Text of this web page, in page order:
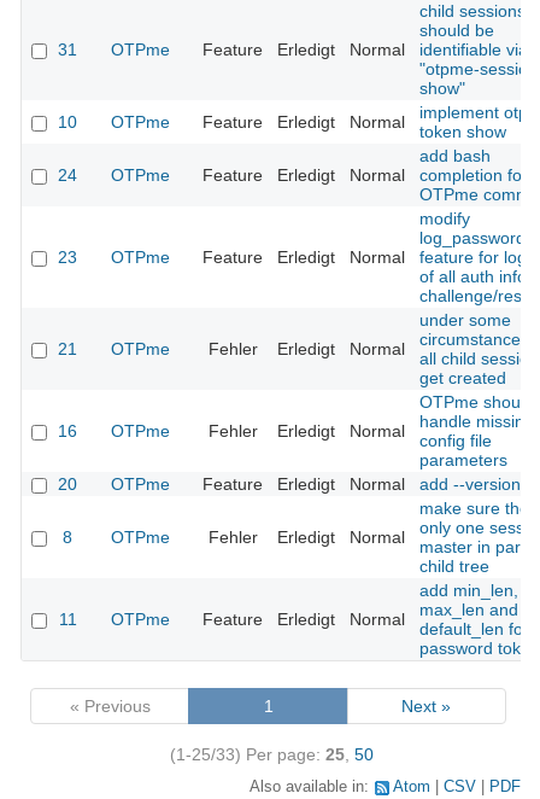
31 OTPme Feature Erledigt Normal
child sessions
should be
identifiable via
"otpme-session
show"
10
OTPme Feature Erledigt Normal
implement
token show
24 OTPme Feature Erledigt Normal
add bash
completion for
OTPme
23 OTPme Feature Erledigt Normal
modify
log_passwords
feature for
of all auth infos
challenge/
21 OTPme Fehler Erledigt Normal
under some
circumstances
all child
get created
16 OTPme Fehler Erledigt Normal
OTPme should
handle missing
config file
parameters
20
OTPme Feature Erledigt Normal add --version
8 OTPme Fehler Erledigt Normal
make sure
only one
master in
child tree
11 OTPme Feature Erledigt Normal
add min_len,
max_len and
default_len for
password
« Previous 1 Next »
(1-25/33) Per page: 25 50
Also available in: Atom CSV PDF